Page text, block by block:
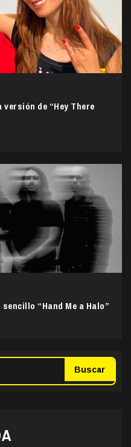
de “Hey There
“Hand Me a Halo”
Buscar